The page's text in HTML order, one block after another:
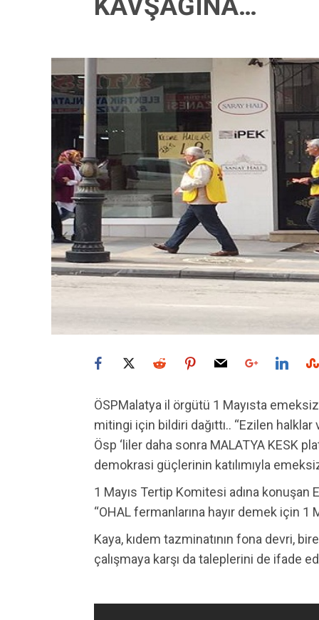
KAVŞAĞINA…
ÖSPMalatya il örgütü 1 Mayısta
mitingi için bildiri dağıttı.. “Ezilen halklar
Ösp ‘liler daha sonra MALATYA KESK
demokrasi güçlerinin katılımıyla
1 Mayıs Tertip Komitesi adına konuşan
“OHAL fermanlarına hayır demek için 1
Kaya, kıdem tazminatının fona devri,
çalışmaya karşı da taleplerini de ifade